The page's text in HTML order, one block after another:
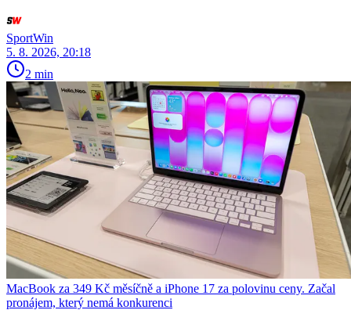
SportWin
5. 8. 2026, 20:18
2 min
MacBook za 349 Kč měsíčně a iPhone 17 za polovinu ceny. Začal
pronájem, který nemá konkurenci